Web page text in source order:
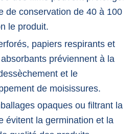
de conservation de 40 à 100
le produit.
papiers respirants et
préviennent à la
et le
de moisissures.
opaques ou filtrant la
évitent la germination et la